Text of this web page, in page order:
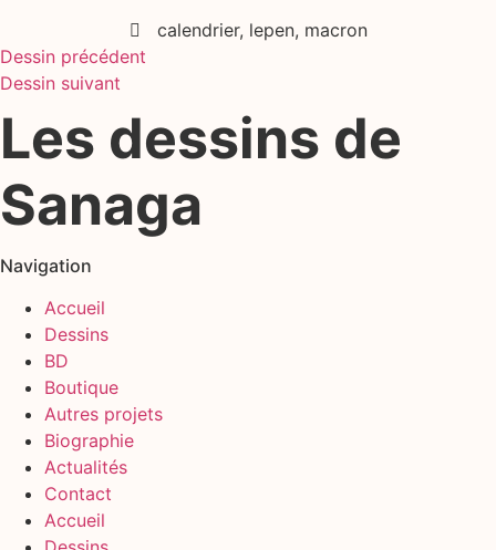
calendrier, lepen, macron
Dessin précédent
Dessin suivant
Les dessins de
Sanaga
Navigation
Accueil
Dessins
BD
Boutique
Autres projets
Biographie
Actualités
Contact
Accueil